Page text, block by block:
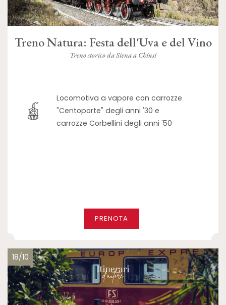
Treno Natura: Festa dell'Uva e del Vino
Treno storico da Siena a Chiusi
Locomotiva a vapore con carrozze
"Centoporte" degli anni '30 e
carrozze Corbellini degli anni '50
PRENOTA
18/10